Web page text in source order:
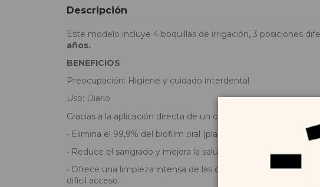
Descripción
Este modelo incluye 4 boquillas de irrigación, 3 posiciones
años.
BENEFICIOS
Preocupación: Higiene y cuidado interdental
Uso: Diario
Gracias a la aplicación directa de un chorro pulsátil de agua
• Elimina el 99,9% del biofilm oral (placa bacteriana) de
• Reduce el sangrado y mejora la salud de las encías en 14 días.
• Ofrece una limpieza intensa de las coronas, implantes y
difícil acceso.